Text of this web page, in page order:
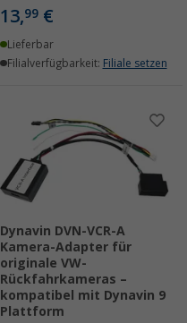
13,99 €
Lieferbar
Filialverfügbarkeit: Filiale setzen
Dynavin DVN-VCR-A
Kamera-Adapter für
originale VW-
Rückfahrkameras –
kompatibel mit Dynavin 9
Plattform